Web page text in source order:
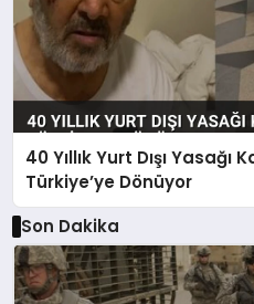
40 Yıllık Yurt Dışı Yasağı
Türkiye’ye Dönüyor
Son Dakika